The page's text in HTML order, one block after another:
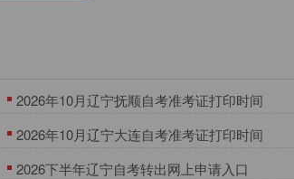
2026年10月辽宁抚顺自考准考证打印时间
2026年10月辽宁大连自考准考证打印时间
2026下半年辽宁自考转出网上申请入口